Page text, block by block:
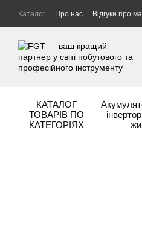
Перейти до основного контенту
Каталог Про нас Відгуки про
Гарантія та сервіс
Бренди
КАТАЛОГ
ТОВАРІВ ПО
КАТЕГОРІЯХ